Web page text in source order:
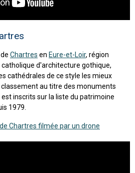
Chartres en Eure-et-Loir, région
d'architecture gothique,
cathédrales de ce style les mieux
classement au titre des monuments
inscrits sur la liste du patrimoine
1979.
Chartres filmée par un drone